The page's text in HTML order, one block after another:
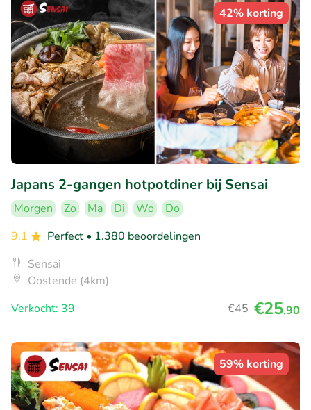
42% korting
Japans 2-gangen hotpotdiner bij Sensai
Morgen Zo Ma Di Wo
Do
9.1
Perfect • 1.380 beoordelingen
Sensai
Oostende (4km)
Verkocht: 39
€45 €25,90
59% korting